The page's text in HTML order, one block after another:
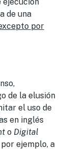
de una
por
de la elusión
el uso de
en inglés
o Digital
ejemplo, a